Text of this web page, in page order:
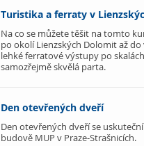
Turistika a ferraty v
Na co se můžete těšit na tomto
po okolí Lienzských Dolomit až do
lehké ferratové výstupy po
samozřejmě skvělá parta.
Den otevřených dveří
Den otevřených dveří se
budově MUP v Praze-Strašnicích.